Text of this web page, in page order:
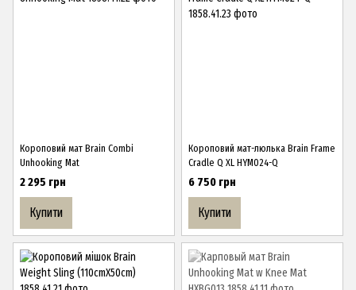
Короповий мат Brain Combi
Unhooking Mat
2 295 грн
Купити
Короповий мат-люлька Brain Frame
Cradle Q XL HYM024-Q
6 750 грн
Купити